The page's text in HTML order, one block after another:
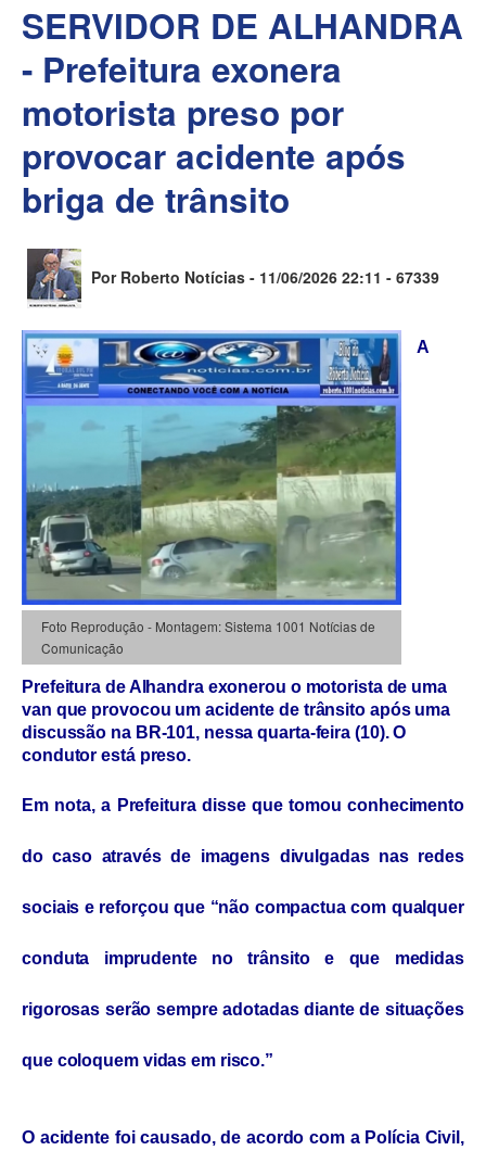
SERVIDOR DE ALHANDRA
- Prefeitura exonera
motorista preso por
provocar acidente após
briga de trânsito
Por Roberto Notícias - 11/06/2026 22:11 - 67339
Foto Reprodução - Montagem: Sistema 1001 Notícias de
Comunicação
A
Prefeitura de Alhandra exonerou o motorista de uma
van que provocou um acidente de trânsito após uma
discussão na BR-101, nessa quarta-feira (10). O
condutor está preso.
Em nota, a Prefeitura disse que tomou conhecimento
do caso através de imagens divulgadas nas redes
sociais e reforçou que “não compactua com qualquer
conduta imprudente no trânsito e que medidas
rigorosas serão sempre adotadas diante de situações
que coloquem vidas em risco.”
O acidente foi causado, de acordo com a Polícia Civil,